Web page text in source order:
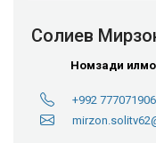
Солиев
Номзади
+992 777071906